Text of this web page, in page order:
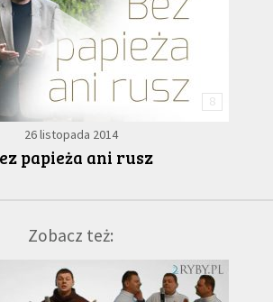
8
26 listopada 2014
papieża ani rusz
Zobacz też: